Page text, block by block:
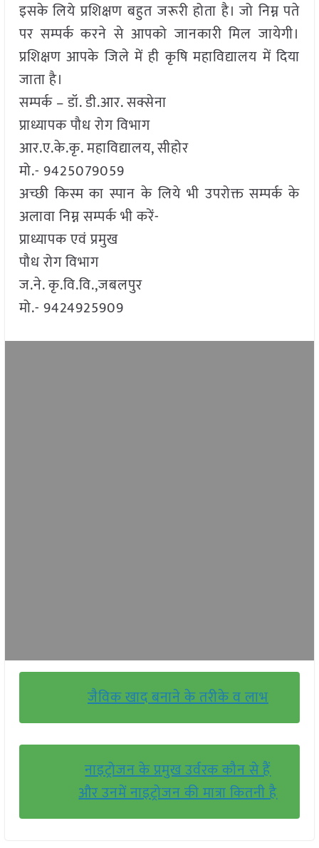
इसके लिये प्रशिक्षण बहुत जरूरी होता है। जो निम्न पते
पर सम्पर्क करने से आपको जानकारी मिल जायेगी।
प्रशिक्षण आपके जिले में ही कृषि महाविद्यालय में दिया
जाता है।
सम्पर्क – डॉ. डी.आर. सक्सेना
प्राध्यापक पौध रोग विभाग
आर.ए.के.कृ. महाविद्यालय, सीहोर
मो.- 9425079059
अच्छी किस्म का स्पान के लिये भी उपरोक्त सम्पर्क के
अलावा निम्न सम्पर्क भी करें-
प्राध्यापक एवं प्रमुख
पौध रोग विभाग
ज.ने. कृ.वि.वि.,जबलपुर
मो.- 9424925909
जैविक खाद बनाने के तरीके व लाभ
नाइट्रोजन के प्रमुख उर्वरक कौन से हैं
और उनमें नाइट्रोजन की मात्रा कितनी है